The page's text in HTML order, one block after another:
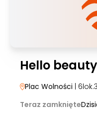
Hello
Plac Wolności | 6lok.3
Teraz zamknięte